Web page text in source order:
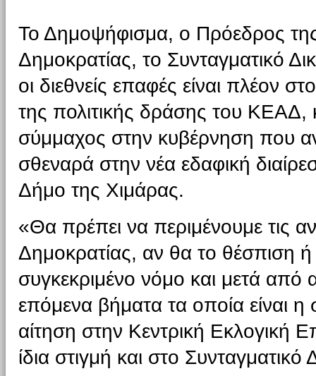
Το Δημοψήφισμα, ο Πρόεδρος
Δημοκρατίας, το Συνταγματικό
οι διεθνείς επαφές είναι πλέον
της πολιτικής δράσης του ΚΕΑΔ,
σύμμαχος στην κυβέρνηση που
σθεναρά στην νέα εδαφική
Δήμο της Χιμάρας.
«Θα πρέπει να περιμένουμε τις
Δημοκρατίας, αν θα το θέσπιση
συγκεκριμένο νόμο και μετά
επόμενα βήματα τα οποία είναι
αίτηση στην Κεντρική Εκλογική
ίδια στιγμή και στο Συνταγματικό